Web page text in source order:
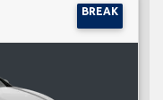
BREAK